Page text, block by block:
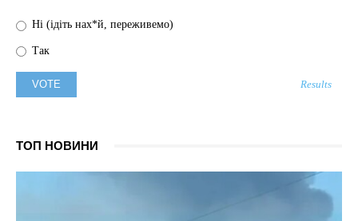
Ні (ідіть нах*й, переживемо)
Так
Results
ТОП НОВИНИ